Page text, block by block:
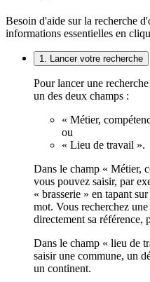
Besoin d'aide sur la recherche
informations essentielles en
1. Lancer votre recherche
Pour lancer une
un des deux champs :
« Métier,
ou
« Lieu de travail ».
Dans le champ « Métier,
vous pouvez saisir, par
« brasserie » en tapant
mot. Vous recherchez
directement sa
Dans le champ « lieu de
saisir une commune, un
un continent.